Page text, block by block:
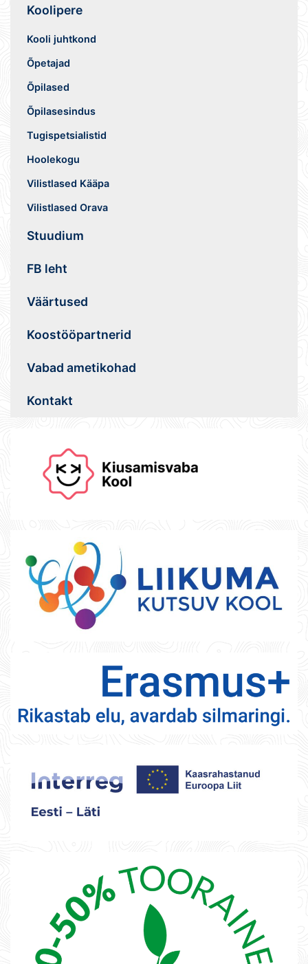
Koolipere
Kooli juhtkond
Õpetajad
Õpilased
Õpilasesindus
Tugispetsialistid
Hoolekogu
Vilistlased Kääpa
Vilistlased Orava
Stuudium
FB leht
Väärtused
Koostööpartnerid
Vabad ametikohad
Kontakt